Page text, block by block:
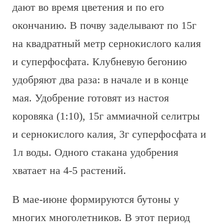
дают во время цветения и по его
окончанию. В почву заделывают по 15г
на квадратный метр сернокислого калия
и суперфосфата. Клубневую бегонию
удобряют два раза: в начале и в конце
мая. Удобрение готовят из настоя
коровяка (1:10), 15г аммиачной селитры
и сернокислого калия, 3г суперфосфата и
1л воды. Одного стакана удобрения
хватает на 4-5 растений.
В мае-июне формируются бутоны у
многих многолетников. В этот период